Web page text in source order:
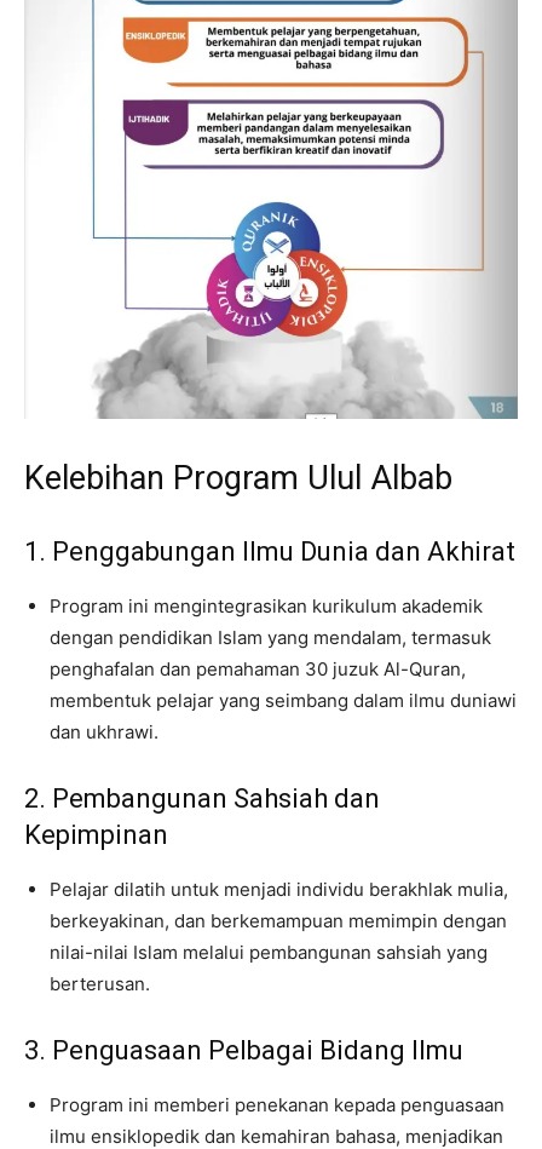
Kelebihan Program Ulul Albab
1. Penggabungan Ilmu Dunia dan Akhirat
Program ini mengintegrasikan kurikulum akademik
dengan pendidikan Islam yang mendalam, termasuk
penghafalan dan pemahaman 30 juzuk Al-Quran,
membentuk pelajar yang seimbang dalam ilmu duniawi
dan ukhrawi.
2. Pembangunan Sahsiah dan
Kepimpinan
Pelajar dilatih untuk menjadi individu berakhlak mulia,
berkeyakinan, dan berkemampuan memimpin dengan
nilai-nilai Islam melalui pembangunan sahsiah yang
berterusan.
3. Penguasaan Pelbagai Bidang Ilmu
Program ini memberi penekanan kepada penguasaan
ilmu ensiklopedik dan kemahiran bahasa, menjadikan